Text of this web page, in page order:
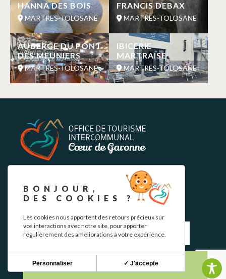
HANNA DES BOIS
MARTRES-TOLOSANE
FRANCIS DEBAX
MARTRES-TOLOSANE
AUBERGE DU PONT
DES MEUNIERS
MARTRES-TOLOSANE
IBICERIE
MARTRAISE
MARTRES-TOLOSANE
Restez informé de nos actualités et bons plans.
S'INSCRIRE
BONJOUR,
DES COOKIES ?
Les cookies nous apportent des retours précieux sur
vos interactions avec notre site, pour apporter
régulièrement des améliorations à votre expérience.
✓ J'accepte
Personnaliser